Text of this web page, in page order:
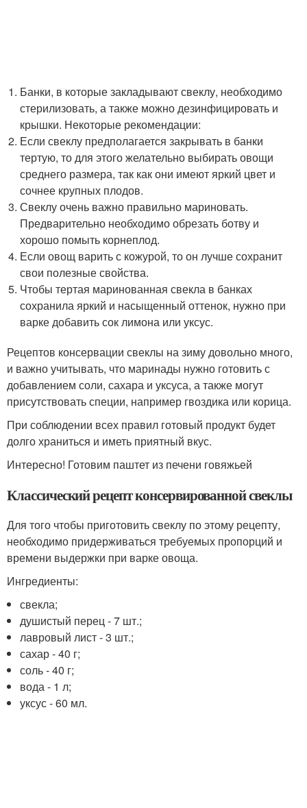
Банки, в которые закладывают свеклу, необходимо
стерилизовать, а также можно дезинфицировать и
крышки. Некоторые рекомендации:
Если свеклу предполагается закрывать в банки
тертую, то для этого желательно выбирать овощи
среднего размера, так как они имеют яркий цвет и
сочнее крупных плодов.
Свеклу очень важно правильно мариновать.
Предварительно необходимо обрезать ботву и
хорошо помыть корнеплод.
Если овощ варить с кожурой, то он лучше сохранит
свои полезные свойства.
Чтобы тертая маринованная свекла в банках
сохранила яркий и насыщенный оттенок, нужно при
варке добавить сок лимона или уксус.
Рецептов консервации свеклы на зиму довольно много,
и важно учитывать, что маринады нужно готовить с
добавлением соли, сахара и уксуса, а также могут
присутствовать специи, например гвоздика или корица.
При соблюдении всех правил готовый продукт будет
долго храниться и иметь приятный вкус.
Интересно! Готовим паштет из печени говяжьей
Классический рецепт консервированной свеклы
Для того чтобы приготовить свеклу по этому рецепту,
необходимо придерживаться требуемых пропорций и
времени выдержки при варке овоща.
Ингредие​нты:
свекла;
душистый перец - 7 шт.;
лавровый лист - 3 шт.;
сахар - 40 г;
соль - 40 г;
вода - 1 л;
уксус - 60 мл.